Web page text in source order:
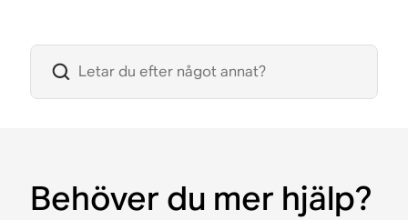
Behöver du mer hjälp?